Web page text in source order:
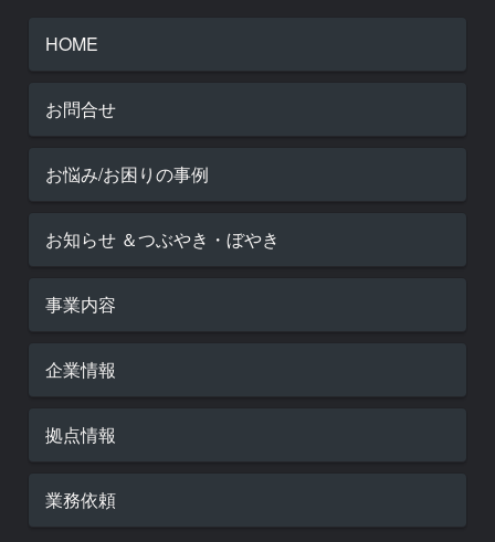
HOME
お問合せ
お悩み/お困りの事例
お知らせ ＆つぶやき・ぼやき
事業内容
企業情報
拠点情報
業務依頼